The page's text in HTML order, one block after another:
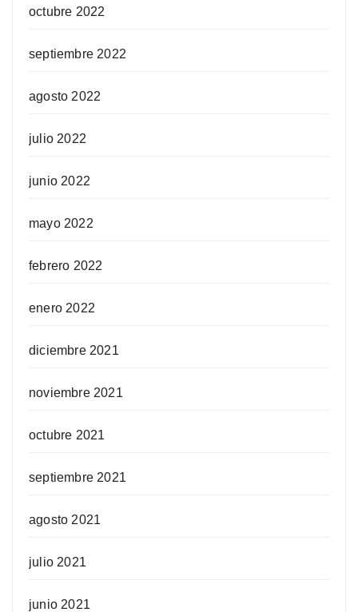
octubre 2022
septiembre 2022
agosto 2022
julio 2022
junio 2022
mayo 2022
febrero 2022
enero 2022
diciembre 2021
noviembre 2021
octubre 2021
septiembre 2021
agosto 2021
julio 2021
junio 2021